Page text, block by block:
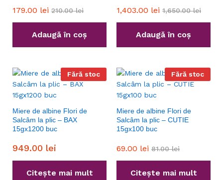
179.00 lei 210.00lei
Adaugă în coș
1,403.00 lei 1,650.00lei
Adaugă în coș
Fără stoc
Miere de albine Flori de
Salcâm la plic – BAX
15gx1200 buc
949.00 lei
Citește mai mult
Fără stoc
Miere de albine Flori de
Salcâm la plic – CUTIE
15gx100 buc
69.00 lei 81.00lei
Citește mai mult